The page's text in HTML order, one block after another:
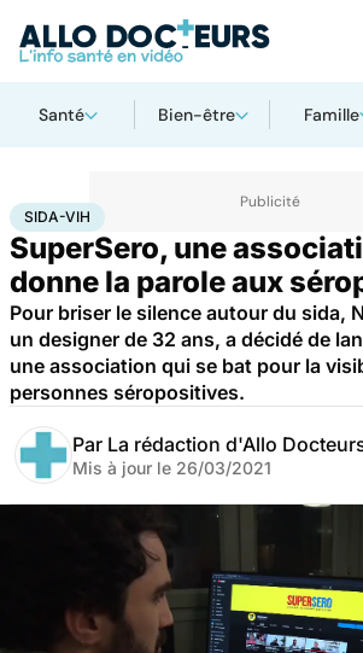
Santé Bien-être Famille
AccueilSanté
SIDA-VIH
SuperSero, une
donne la parole aux
Pour briser le silence autour du sida,
un designer de 32 ans, a décidé de
une association qui se bat pour la
personnes séropositives.
Par La rédaction d'Allo
Mis à jour le 26/03/2021